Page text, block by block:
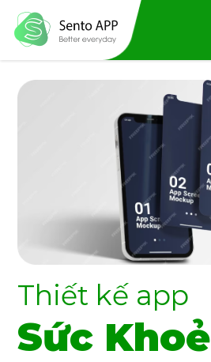
Thiết kế app
Sức Khoẻ